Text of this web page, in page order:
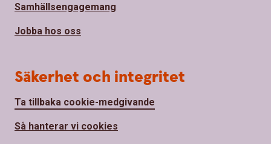
Samhällsengagemang
Jobba hos oss
Säkerhet och integritet
Ta tillbaka cookie-medgivande
Så hanterar vi cookies